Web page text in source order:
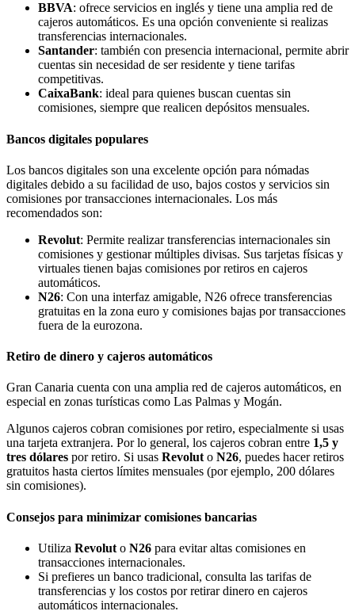
BBVA: ofrece servicios en inglés y tiene una amplia red de
cajeros automáticos. Es una opción conveniente si realizas
transferencias internacionales.
Santander: también con presencia internacional, permite abrir
cuentas sin necesidad de ser residente y tiene tarifas
competitivas.
CaixaBank: ideal para quienes buscan cuentas sin
comisiones, siempre que realicen depósitos mensuales.
Bancos digitales populares
Los bancos digitales son una excelente opción para nómadas
digitales debido a su facilidad de uso, bajos costos y servicios sin
comisiones por transacciones internacionales. Los más
recomendados son:
Revolut: Permite realizar transferencias internacionales sin
comisiones y gestionar múltiples divisas. Sus tarjetas físicas y
virtuales tienen bajas comisiones por retiros en cajeros
automáticos.
N26: Con una interfaz amigable, N26 ofrece transferencias
gratuitas en la zona euro y comisiones bajas por transacciones
fuera de la eurozona.
Retiro de dinero y cajeros automáticos
Gran Canaria cuenta con una amplia red de cajeros automáticos, en
especial en zonas turísticas como Las Palmas y Mogán.
Algunos cajeros cobran comisiones por retiro, especialmente si usas
una tarjeta extranjera. Por lo general, los cajeros cobran entre 1,5 y
tres dólares por retiro. Si usas Revoluto N26, puedes hacer retiros
gratuitos hasta ciertos límites mensuales (por ejemplo, 200 dólares
sin comisiones).
Consejos para minimizar comisiones bancarias
Utiliza Revolut o N26 para evitar altas comisiones en
transacciones internacionales.
Si prefieres un banco tradicional, consulta las tarifas de
transferencias y los costos por retirar dinero en cajeros
automáticos internacionales.